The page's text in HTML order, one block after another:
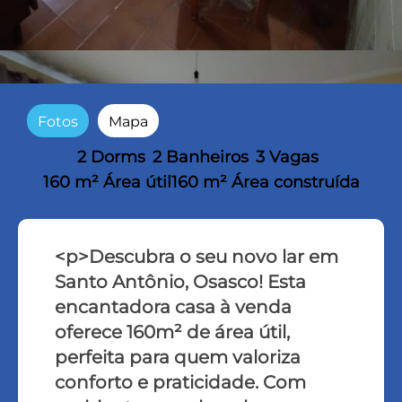
Fotos Mapa
2 Dorms 2 Banheiros 3 Vagas
160 m² Área útil 160 m² Área construída
<p>Descubra o seu novo lar em
Santo Antônio, Osasco! Esta
encantadora casa à venda
oferece 160m² de área útil,
perfeita para quem valoriza
conforto e praticidade. Com